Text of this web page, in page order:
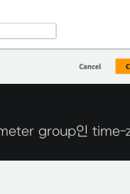
group인 time-